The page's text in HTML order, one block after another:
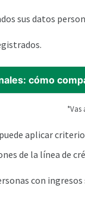
sus datos
cómo
*Vas
aplicar
de la línea de
con